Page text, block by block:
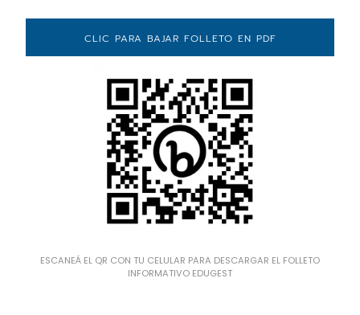
CLIC PARA BAJAR FOLLETO EN PDF
ESCANEÁ EL QR CON TU CELULAR PARA DESCARGAR EL FOLLETO
INFORMATIVO EDUGEST